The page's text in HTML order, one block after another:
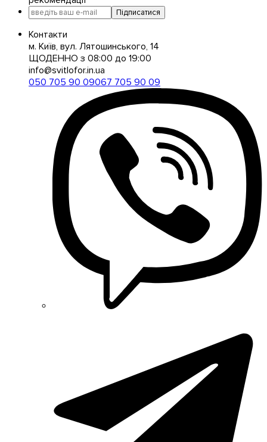
Підписатися
Контакти
м. Київ, вул. Лятошинського, 14
ЩОДЕННО з 08:00 до 19:00
info@svitlofor.in.ua
050 705 90 09067 705 90 09